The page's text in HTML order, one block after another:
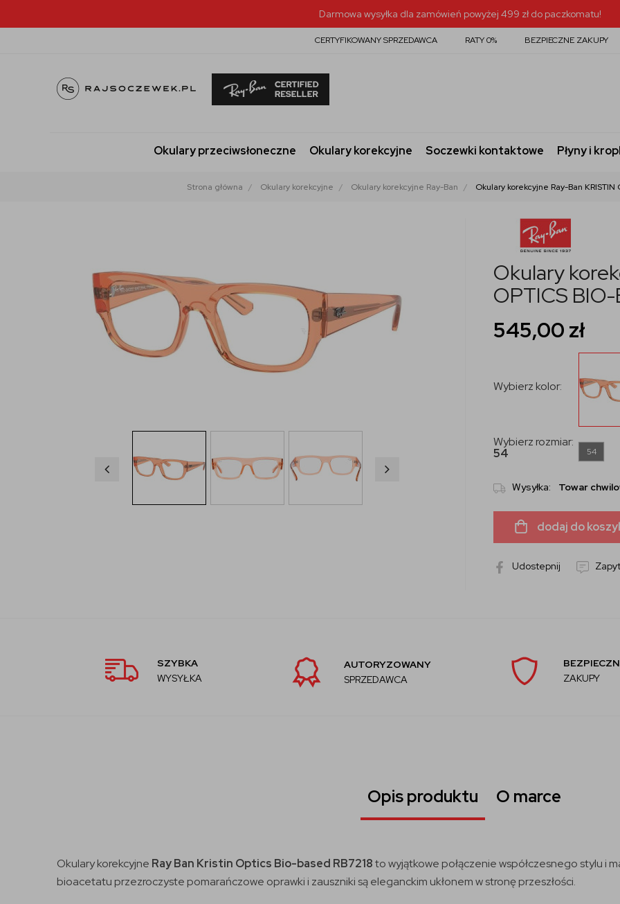
Darmowa wysyłka dla zamówień powyżej 499 zł do paczkomatu!
CERTYFIKOWANY SPRZEDAWCA RATY 0% BEZPIECZNE ZAKUPY
Okulary przeciwsłoneczne Okulary korekcyjne Soczewki kontaktowe Płyny i
Strona główna Okulary korekcyjne Okulary korekcyjne Ray-Ban Okulary korekcyjne Ray-Ban KRISTIN
Okulary
OPTICS
545,00 zł
Wybierz kolor:
Wybierz rozmiar:
54
54
Wysyłka: Towar
dodaj do
Udostepnij
SZYBKA
WYSYŁKA
AUTORYZOWANY
SPRZEDAWCA
ZAKUPY
Opis produktu O marce
Okulary korekcyjne Ray Ban Kristin Optics Bio-based RB7218to wyjątkowe połączenie współczesnego stylu i
bioacetatu przezroczyste pomarańczowe oprawki i zauszniki są eleganckim ukłonem w stronę przeszłości.